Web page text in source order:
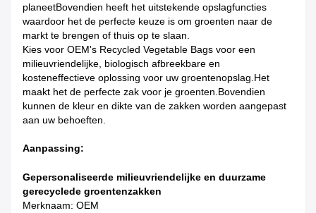
planeetBovendien heeft het uitstekende opslagfuncties
waardoor het de perfecte keuze is om groenten naar de
markt te brengen of thuis op te slaan.
Kies voor OEM's Recycled Vegetable Bags voor een
milieuvriendelijke, biologisch afbreekbare en
kosteneffectieve oplossing voor uw groentenopslag.Het
maakt het de perfecte zak voor je groenten.Bovendien
kunnen de kleur en dikte van de zakken worden aangepast
aan uw behoeften.
Aanpassing:
Gepersonaliseerde milieuvriendelijke en duurzame
gerecyclede groentenzakken
Merknaam: OEM